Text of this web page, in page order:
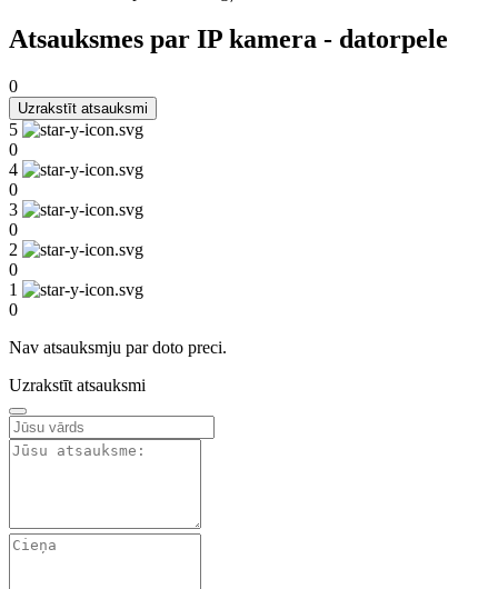
Atsauksmes par IP kamera - datorpele
0
Uzrakstīt atsauksmi
5
0
4
0
3
0
2
0
1
0
Nav atsauksmju par doto preci.
Uzrakstīt atsauksmi